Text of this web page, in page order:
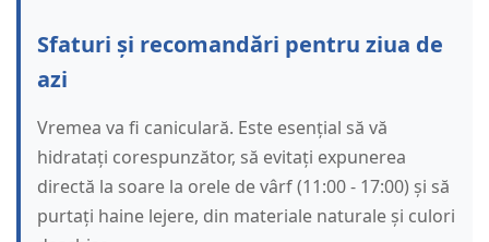
Sfaturi și recomandări pentru ziua de
azi
Vremea va fi caniculară. Este esențial să vă
hidratați corespunzător, să evitați expunerea
directă la soare la orele de vârf (11:00 - 17:00) și să
purtați haine lejere, din materiale naturale și culori